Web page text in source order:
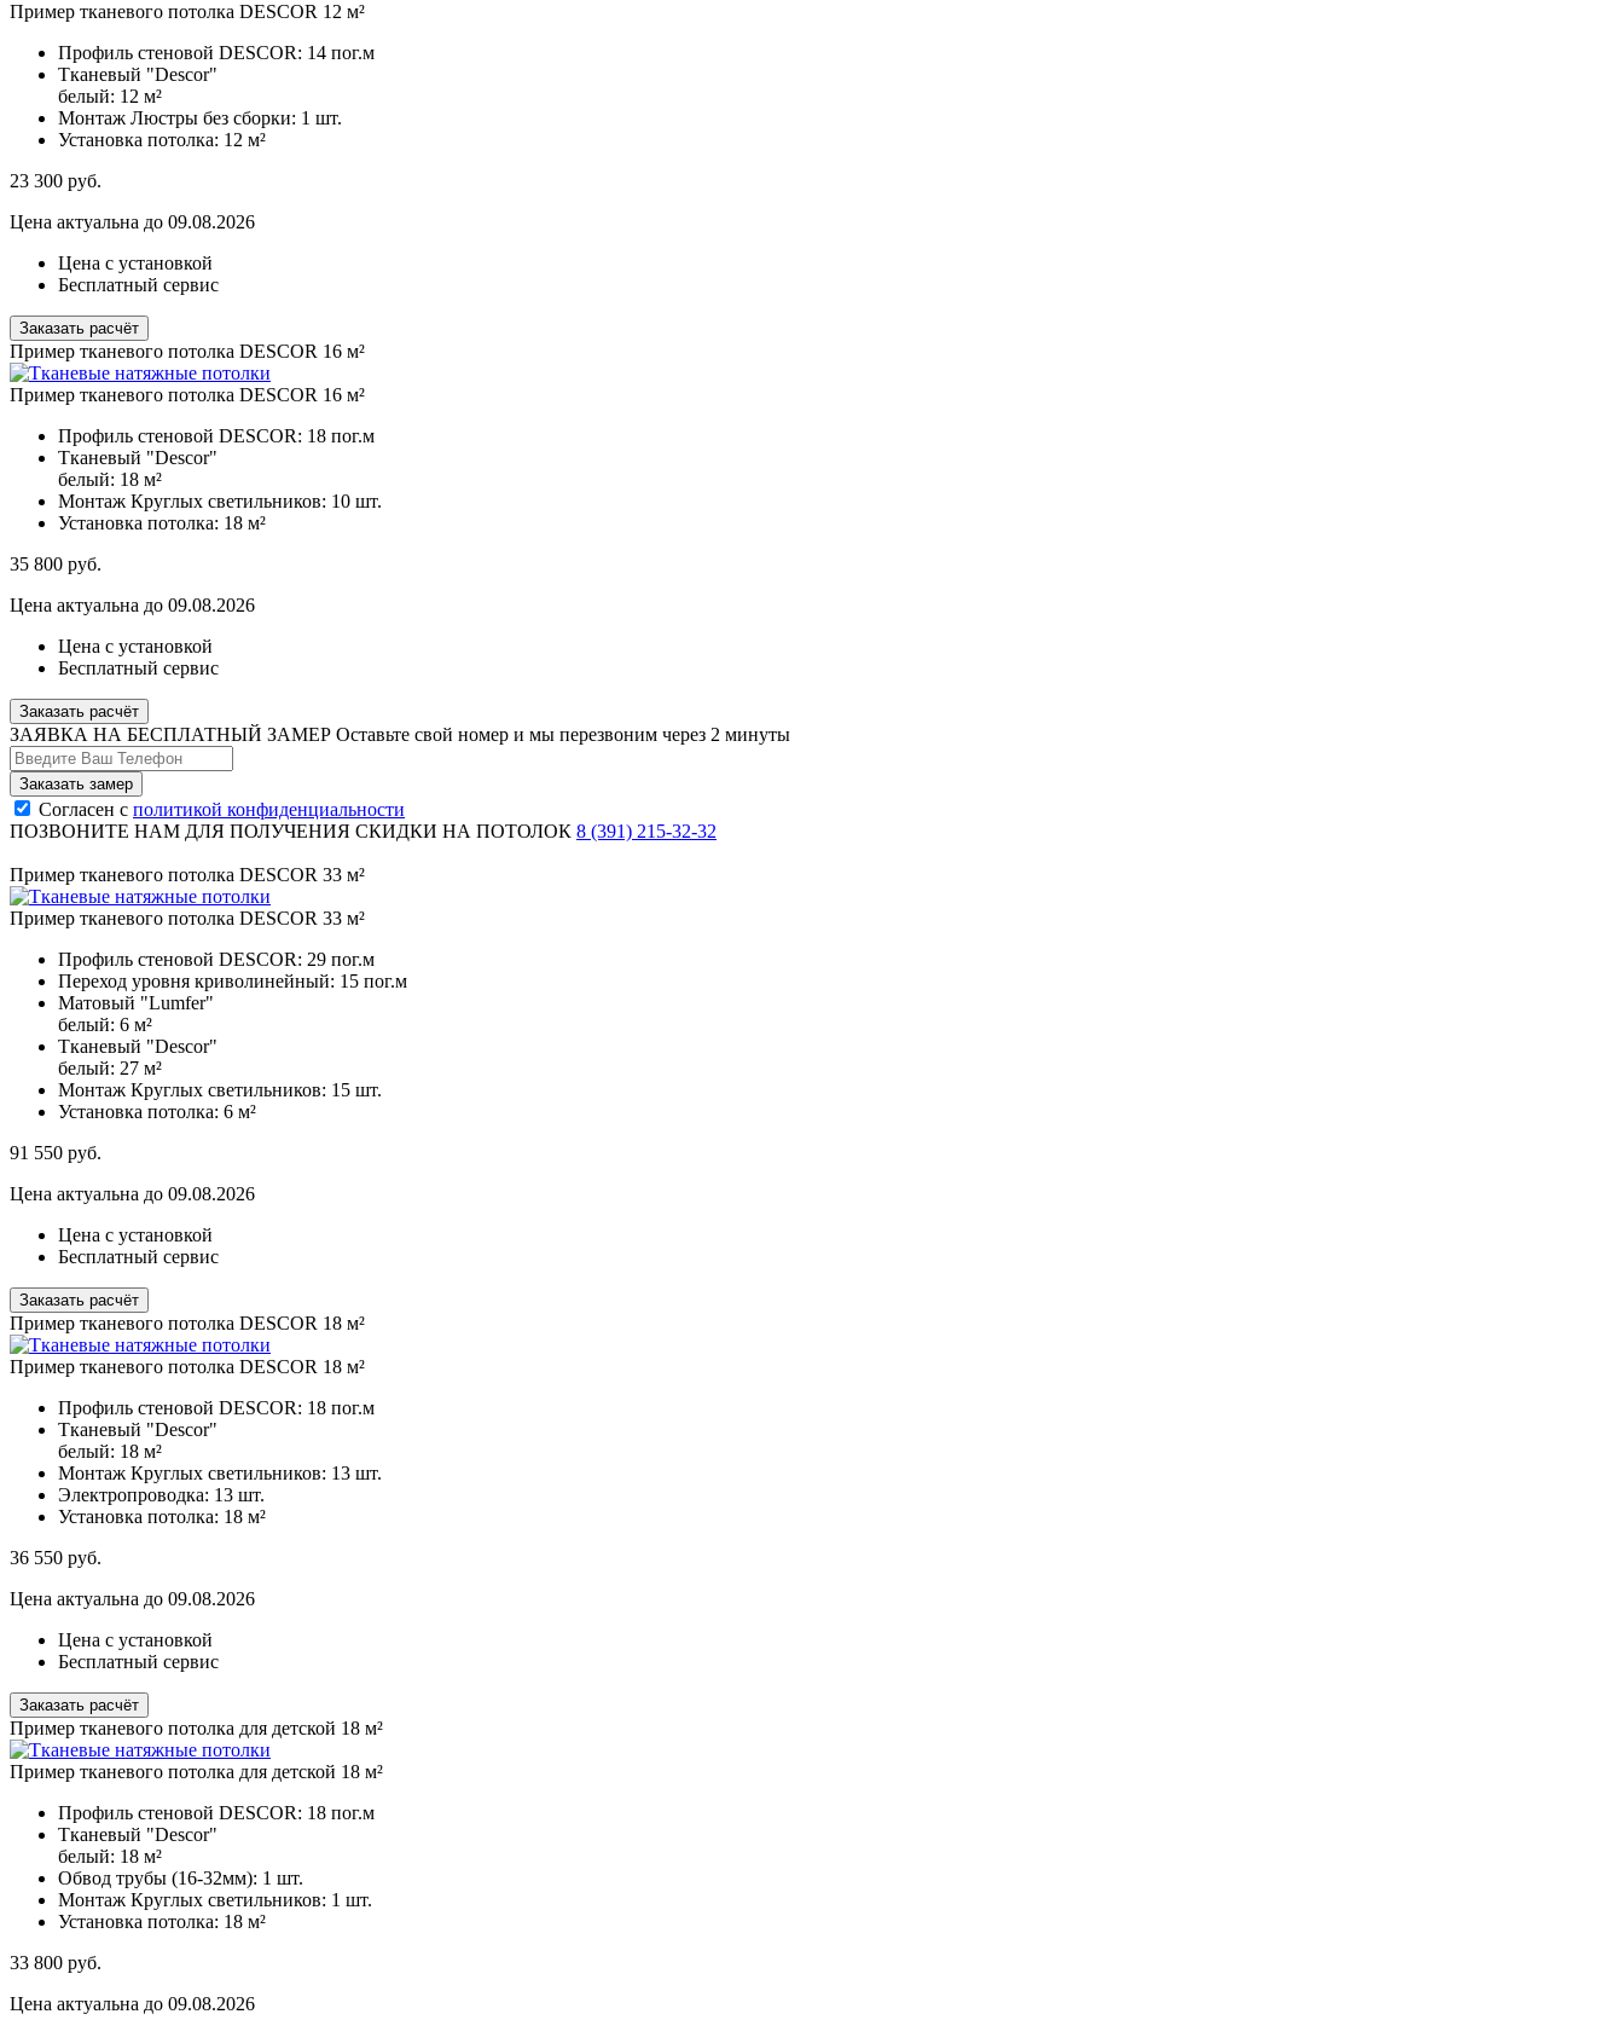
Пример тканевого потолка DESCOR 12 м²
Профиль стеновой DESCOR: 14 пог.м
Тканевый "Descor"
белый: 12 м²
Монтаж Люстры без сборки: 1 шт.
Установка потолка: 12 м²
23 300 руб.
Цена актуальна до 09.08.2026
Цена с установкой
Бесплатный сервис
Заказать расчёт
Пример тканевого потолка DESCOR 16 м²
Пример тканевого потолка DESCOR 16 м²
Профиль стеновой DESCOR: 18 пог.м
Тканевый "Descor"
белый: 18 м²
Монтаж Круглых светильников: 10 шт.
Установка потолка: 18 м²
35 800 руб.
Цена актуальна до 09.08.2026
Цена с установкой
Бесплатный сервис
Заказать расчёт
ЗАЯВКА НА БЕСПЛАТНЫЙ ЗАМЕР Оставьте свой номер и мы перезвоним через 2 минуты
Согласен с политикой конфиденциальности
ПОЗВОНИТЕ НАМ ДЛЯ ПОЛУЧЕНИЯ СКИДКИ НА ПОТОЛОК 8 (391) 215-32-32
Пример тканевого потолка DESCOR 33 м²
Пример тканевого потолка DESCOR 33 м²
Профиль стеновой DESCOR: 29 пог.м
Переход уровня криволинейный: 15 пог.м
Матовый "Lumfer"
белый: 6 м²
Тканевый "Descor"
белый: 27 м²
Монтаж Круглых светильников: 15 шт.
Установка потолка: 6 м²
91 550 руб.
Цена актуальна до 09.08.2026
Цена с установкой
Бесплатный сервис
Заказать расчёт
Пример тканевого потолка DESCOR 18 м²
Пример тканевого потолка DESCOR 18 м²
Профиль стеновой DESCOR: 18 пог.м
Тканевый "Descor"
белый: 18 м²
Монтаж Круглых светильников: 13 шт.
Электропроводка: 13 шт.
Установка потолка: 18 м²
36 550 руб.
Цена актуальна до 09.08.2026
Цена с установкой
Бесплатный сервис
Заказать расчёт
Пример тканевого потолка для детской 18 м²
Пример тканевого потолка для детской 18 м²
Профиль стеновой DESCOR: 18 пог.м
Тканевый "Descor"
белый: 18 м²
Обвод трубы (16-32мм): 1 шт.
Монтаж Круглых светильников: 1 шт.
Установка потолка: 18 м²
33 800 руб.
Цена актуальна до 09.08.2026